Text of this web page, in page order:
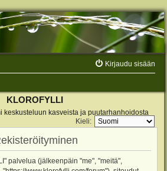
Kirjaudu sisään
KLOROFYLLI
keskusteluun kasveista ja puutarhanhoidosta
Kieli:
palvelua (jälkeenpäin "me", "meitä",